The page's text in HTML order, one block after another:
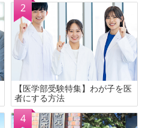
【医学部受験特集】わが子を医
者にする方法